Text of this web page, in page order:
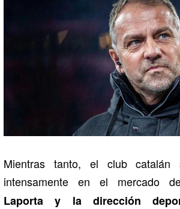
Mientras tanto, el club catalán
intensamente en el mercado
Laporta y la dirección